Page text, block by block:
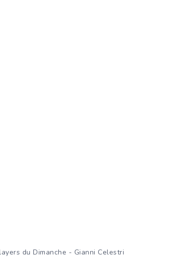
du Dimanche - Gianni Celestri